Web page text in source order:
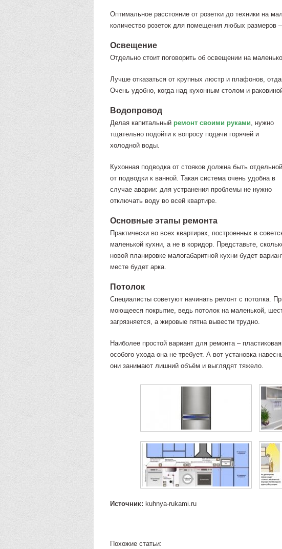
Оптимальное расстояние от розетки до техники на
количество розеток для помещения любых размеров
Освещение
Отдельно стоит поговорить об освещении на
Лучше отказаться от крупных люстр и плафонов,
Очень удобно, когда над кухонным столом и
Водопровод
Делая капитальный ремонт своими руками, нужно
тщательно подойти к вопросу подачи горячей и
холодной воды.
Кухонная подводка от стояков должна быть отдельной
от подводки к ванной. Такая система очень удобна в
случае аварии: для устранения проблемы не нужно
отключать воду во всей квартире.
Основные этапы ремонта
Практически во всех квартирах, построенных в
маленькой кухни, а не в коридор. Представьте,
новой планировке малогабаритной кухни будет
месте будет арка.
Потолок
Специалисты советуют начинать ремонт с потолка.
моющееся покрытие, ведь потолок на маленькой,
загрязняется, а жировые пятна вывести трудно.
Наиболее простой вариант для ремонта –
особого ухода она не требует. А вот установка
они занимают лишний объём и выглядят тяжело.
Источник: kuhnya-rukami.ru
Похожие статьи: